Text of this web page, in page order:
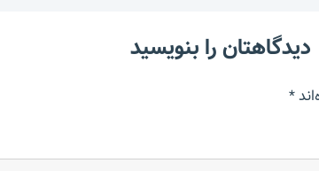
دیدگاهتان را بنویسید
*